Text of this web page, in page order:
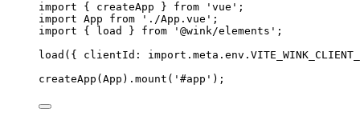
import { createApp } from ' vue ' ;
import App from ' ./App.vue ' ;
import { load } from ' @wink/elements ' ;
load ({ clientId: import. meta . env .
createApp (App) . mount ( ' #app ' );